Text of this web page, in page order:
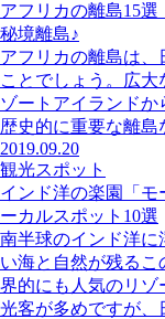
アフリカの離島15
秘境離島♪
アフリカの離島は
ことでしょう。広
ゾートアイランド
歴史的に重要な離
2019.09.20
観光スポット
インド洋の楽園「モ
ーカルスポット10選
南半球のインド洋に
い海と自然が残るこ
界的にも人気のリゾ
光客が多めですが